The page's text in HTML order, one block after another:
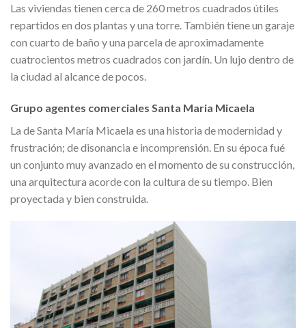
Las viviendas tienen cerca de 260 metros cuadrados útiles
repartidos en dos plantas y una torre. También tiene un garaje
con cuarto de baño y una parcela de aproximadamente
cuatrocientos metros cuadrados con jardín. Un lujo dentro de
la ciudad al alcance de pocos.
Grupo agentes comerciales Santa Maria Micaela
La de Santa María Micaela es una historia de modernidad y
frustración; de disonancia e incomprensión. En su época fué
un conjunto muy avanzado en el momento de su construcción,
una arquitectura acorde con la cultura de su tiempo. Bien
proyectada y bien construida.